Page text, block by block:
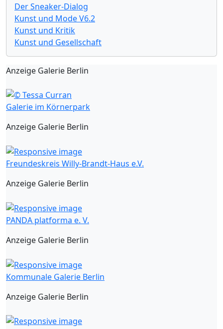
Der Sneaker-Dialog
Kunst und Mode V6.2
Kunst und Kritik
Kunst und Gesellschaft
Anzeige Galerie Berlin
Galerie im Körnerpark
Anzeige Galerie Berlin
Freundeskreis Willy-Brandt-Haus e.V.
Anzeige Galerie Berlin
PANDA platforma e. V.
Anzeige Galerie Berlin
Kommunale Galerie Berlin
Anzeige Galerie Berlin